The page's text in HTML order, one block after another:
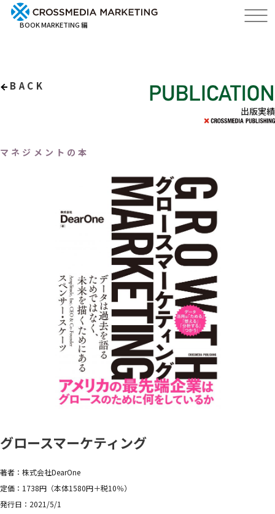
BOOK MARKETING 編
BACK
出版実績
マネジメントの本
グロースマーケティング
著者：株式会社DearOne
定価：1738円（本体1580円＋税10％）
発行日：2021/5/1